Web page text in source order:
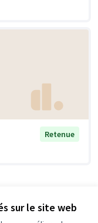
sur le site web
Retenue